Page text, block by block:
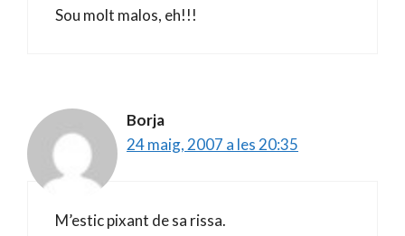
Sou molt malos, eh!!!
Borja
24 maig, 2007 a les 20:35
M’estic pixant de sa rissa.